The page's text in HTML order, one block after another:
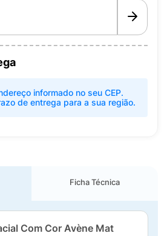
informado no seu CEP.
de entrega para a sua região.
Ficha Técnica
Com Cor Avène Mat